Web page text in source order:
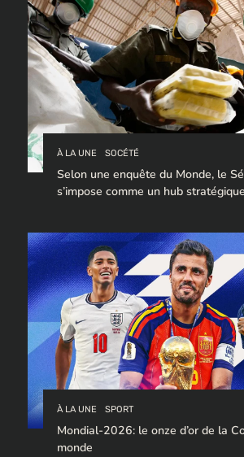
À LA UNE SOCÉTÉ
Selon une enquête du Monde, le
s’impose comme un hub
À LA UNE SPORT
Mondial-2026: le onze d’or de la
monde